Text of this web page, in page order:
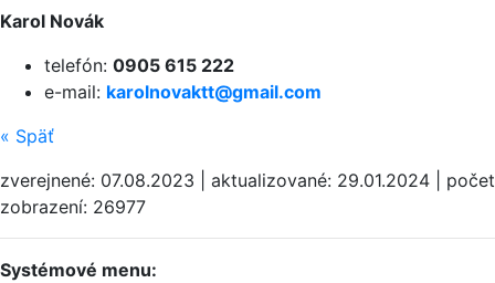
Karol Novák
telefón: 0905 615 222
e-mail: karolnovaktt@gmail.com
« Späť
zverejnené: 07.08.2023 | aktualizované: 29.01.2024 | počet
zobrazení: 26977
Systémové menu: